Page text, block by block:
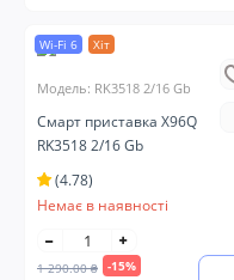
Wi-Fi 6 Хіт
Модель: RK3518 2/16 Gb
Смарт приставка X96Q
RK3518 2/16 Gb
(4.78)
Немає в наявності
1 290.00 ₴ -15%